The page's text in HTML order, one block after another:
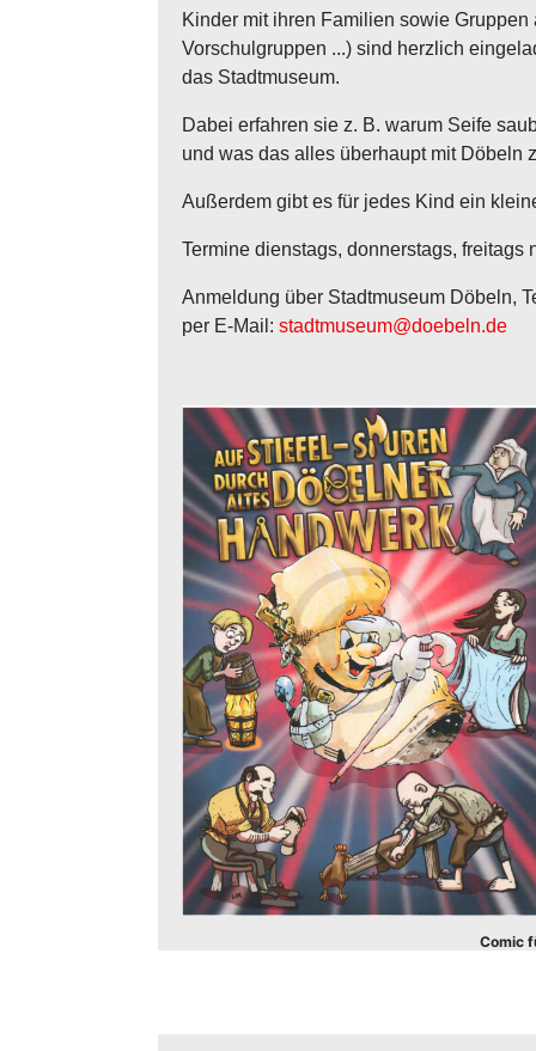
Kinder mit ihren Familien sowie
Vorschulgruppen ...) sind herzlich
das Stadtmuseum.
Dabei erfahren sie z. B. warum Seife
und was das alles überhaupt mit Döbeln
Außerdem gibt es für jedes Kind ein
Termine dienstags, donnerstags, freitags
Anmeldung über Stadtmuseum Döbeln,
per E-Mail: stadtmuseum@doebeln.de
Comic